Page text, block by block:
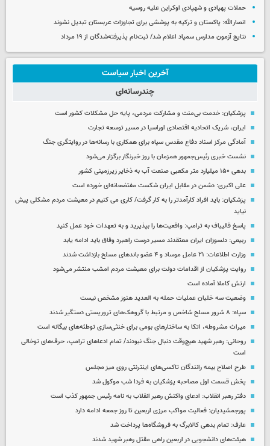
حملات پهپادی و شهپادی اوکراین علیه روسیه
انصارالله: پاکستان و ترکیه به پوششی برای تجاوزات عربستان تبدیل نشوند
نتایج آزمون مدارس سمپاد اعلام شد/ ثبت‌نام پذیرفته‌شدگان از ۱۹ مرداد
آخرین اخبار سیاست
چندرسانه‌ای
پزشکیان: خدمت بی‌منت و مشارکت مردمی، پایه حل مشکلات کشور است
ایران، شریک اتحادیه اقتصادی اوراسیا در مسیر توسعه تجارت
آمادگی مرکز اسناد دفاع مقدس سپاه برای همکاری با رسانه‌ها در روایتگری جنگ
نشست خبری رئیس‌جمهور همزمان با روز خبرنگار برگزار می‌شود
بدهی ۱۵۰ میلیارد متر مکعبی صنعت آب به ذخایر زیرزمینی کشور
علی اکبری: دشمن در مقابل ایران شکست مفتضحانه‌ای خورده است
پزشکیان: باید افراد کارآمدتر را به کار گرفت/ کاری می کنیم در معیشت مردم مشکلی پیش
نیاید
پاسخ قالیباف به ترامپ: واقعیت‌ها را بپذیرید و به تعهدات خود عمل کنید
ربیعی: دلسوزان ایران معتقدند مسیر درست راهبرد وفاق باید ادامه یابد
وزارت اطلاعات: ۲۱ عامل موساد و ۴ عضو باندهای مسلح بازداشت شدند
روایت پزشکیان از اقدامات دولت برای معیشت مردم امشب منتشر می‌شود
ارتش کاملا آماده است
وضعیت سه خلبان عملیات حمله به العدید هنوز مشخص نیست
سپاه: ۸ شرور مسلح شاخص و مرتبط با گروهک‌های تروریستی دستگیر شدند
میراث مشروطه، اتکا به ساختارهای بومی برای خنثی‌سازی توطئه‌های بیگانه است
روحانی: رهبر شهید هیچ‌وقت دنبال جنگ نبودند/ تمام ادعاهای ترامپ، حرف‌های توخالی
است
طرح اصلاح بیمه رانندگان تاکسی‌های اینترنتی روی میز مجلس
پخش قسمت اول مصاحبه پزشکیان به فردا شب موکول شد
دفتر رهبر انقلاب: ادعای واکنش رهبر انقلاب به نامه رئیس جمهور کذب است
پورجمشیدیان: فعالیت مواکب مرزی اربعین تا روز جمعه ادامه دارد
عارف: تمام بدهی کالابرگ به فروشگاه‌ها پرداخت شد
هیئت‌های دانشجویی در اربعین راهی مقتل رهبر شهید شدند